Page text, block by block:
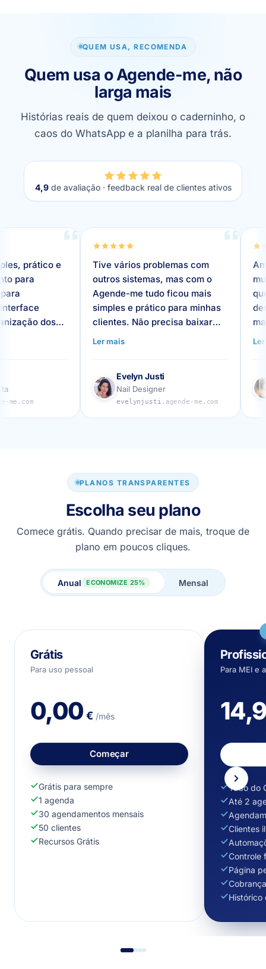
QUEM USA, RECOMENDA
Quem usa o Agende-me, não
larga mais
Histórias reais de quem deixou o caderninho, o
caos do WhatsApp e a planilha para trás.
4,9de avaliação · feedback real de clientes ativos
Tive vários problemas com
outros sistemas, mas com o
Agende-me tudo ficou mais
simples e prático para minhas
clientes. Não precisa baixar
app, nem criar conta. E sempre
suporte me responde
Evelyn Justi
Nail Designer
.agende-me.com
Antes do
muitos
que
desculpa de
mandado o
da correria de
Depois que
me esse
manda 24h
PLANOS TRANSPARENTES
Escolha seu plano
Comece grátis. Quando precisar de mais, troque de
plano em poucos cliques.
Anual ECONOMIZE 25% Mensal
Grátis
Para uso pessoal
€
0,00 /mês
Começar
Grátis para sempre
1 agenda
30 agendamentos mensais
50 clientes
Recursos Grátis
Para MEI e
Tudo do
Até 2
Clientes
Controle
Página
Histórico